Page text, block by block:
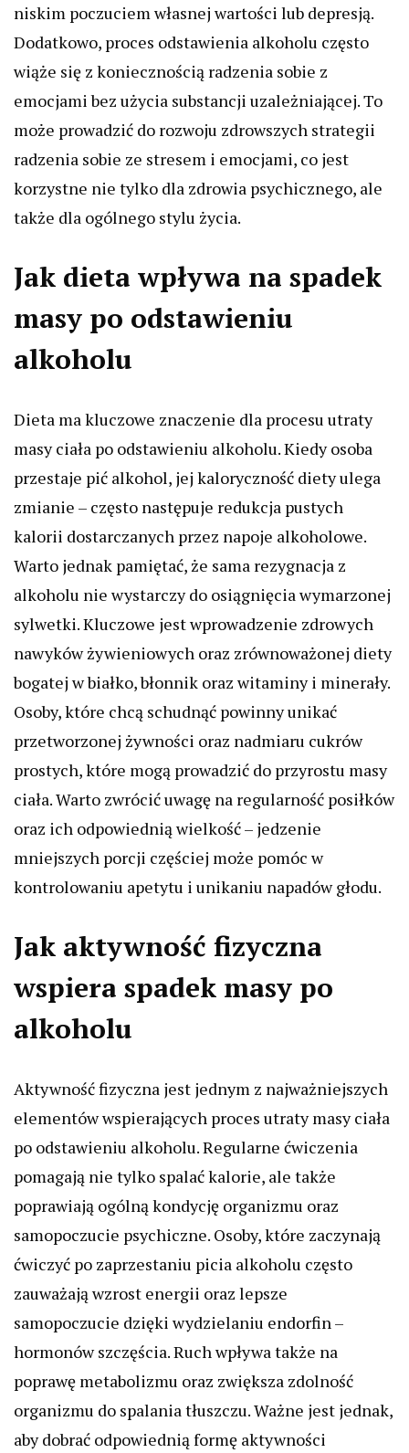
niskim poczuciem własnej wartości lub depresją.
Dodatkowo, proces odstawienia alkoholu często
wiąże się z koniecznością radzenia sobie z
emocjami bez użycia substancji uzależniającej. To
może prowadzić do rozwoju zdrowszych strategii
radzenia sobie ze stresem i emocjami, co jest
korzystne nie tylko dla zdrowia psychicznego, ale
także dla ogólnego stylu życia.
Jak dieta wpływa na spadek
masy po odstawieniu
alkoholu
Dieta ma kluczowe znaczenie dla procesu utraty
masy ciała po odstawieniu alkoholu. Kiedy osoba
przestaje pić alkohol, jej kaloryczność diety ulega
zmianie – często następuje redukcja pustych
kalorii dostarczanych przez napoje alkoholowe.
Warto jednak pamiętać, że sama rezygnacja z
alkoholu nie wystarczy do osiągnięcia wymarzonej
sylwetki. Kluczowe jest wprowadzenie zdrowych
nawyków żywieniowych oraz zrównoważonej diety
bogatej w białko, błonnik oraz witaminy i minerały.
Osoby, które chcą schudnąć powinny unikać
przetworzonej żywności oraz nadmiaru cukrów
prostych, które mogą prowadzić do przyrostu masy
ciała. Warto zwrócić uwagę na regularność posiłków
oraz ich odpowiednią wielkość – jedzenie
mniejszych porcji częściej może pomóc w
kontrolowaniu apetytu i unikaniu napadów głodu.
Jak aktywność fizyczna
wspiera spadek masy po
alkoholu
Aktywność fizyczna jest jednym z najważniejszych
elementów wspierających proces utraty masy ciała
po odstawieniu alkoholu. Regularne ćwiczenia
pomagają nie tylko spalać kalorie, ale także
poprawiają ogólną kondycję organizmu oraz
samopoczucie psychiczne. Osoby, które zaczynają
ćwiczyć po zaprzestaniu picia alkoholu często
zauważają wzrost energii oraz lepsze
samopoczucie dzięki wydzielaniu endorfin –
hormonów szczęścia. Ruch wpływa także na
poprawę metabolizmu oraz zwiększa zdolność
organizmu do spalania tłuszczu. Ważne jest jednak,
aby dobrać odpowiednią formę aktywności